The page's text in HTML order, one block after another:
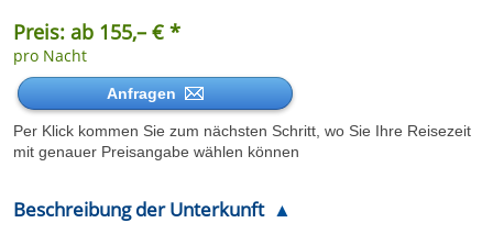
Preis: ab 155,– € *
pro Nacht
Anfragen
Per Klick kommen Sie zum nächsten Schritt, wo Sie Ihre Reisezeit
mit genauer Preisangabe wählen können
Beschreibung der Unterkunft